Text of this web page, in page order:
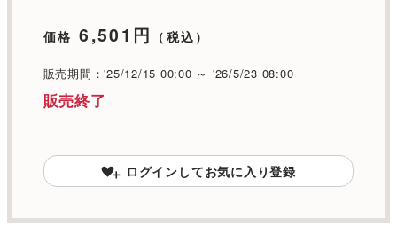
価格 6,501円 （税込）
販売期間：'25/12/15 00:00 ～ '26/5/23 08:00
販売終了
ログインしてお気に入り登録